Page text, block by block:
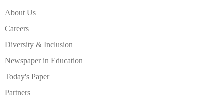
About Us
Careers
Diversity & Inclusion
Newspaper in Education
Today's Paper
Partners